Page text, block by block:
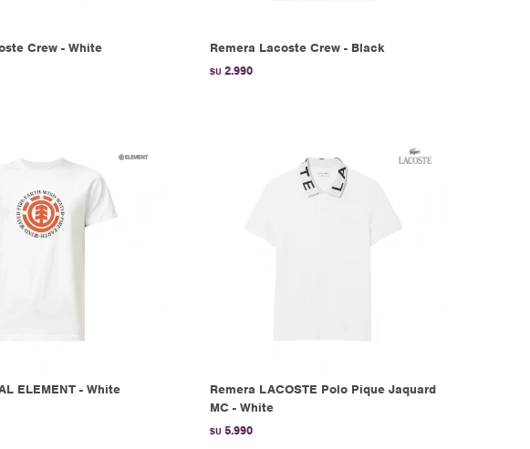
Crew - White Remera Lacoste Crew - Black
$U 2.990
ELEMENT - White
Remera LACOSTE Polo Pique Jaquard
MC - White
$U 5.990